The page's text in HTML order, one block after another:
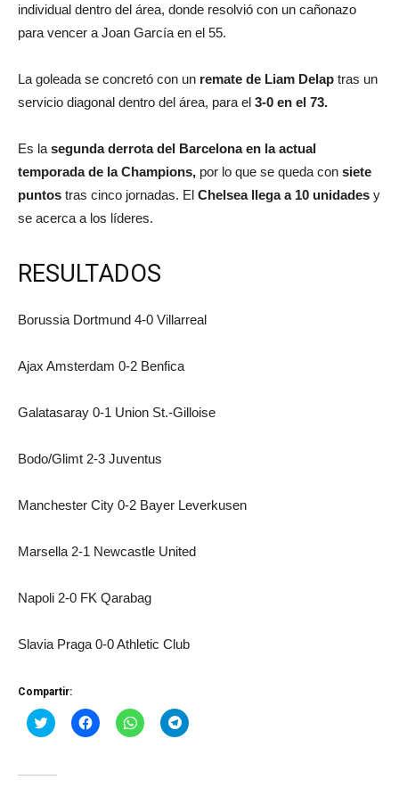
individual dentro del área, donde resolvió con un cañonazo
para vencer a Joan García en el 55.
La goleada se concretó con un remate de Liam Delap tras un
servicio diagonal dentro del área, para el 3-0 en el 73.
Es la segunda derrota del Barcelona en la actual
temporada de la Champions, por lo que se queda con siete
puntos tras cinco jornadas. El Chelsea llega a 10 unidades y
se acerca a los líderes.
RESULTADOS
Borussia Dortmund 4-0 Villarreal
Ajax Amsterdam 0-2 Benfica
Galatasaray 0-1 Union St.-Gilloise
Bodo/Glimt 2-3 Juventus
Manchester City 0-2 Bayer Leverkusen
Marsella 2-1 Newcastle United
Napoli 2-0 FK Qarabag
Slavia Praga 0-0 Athletic Club
Compartir:
Haz
clic
Twitter
Haz
clic
Haz
clic
Haz
clic